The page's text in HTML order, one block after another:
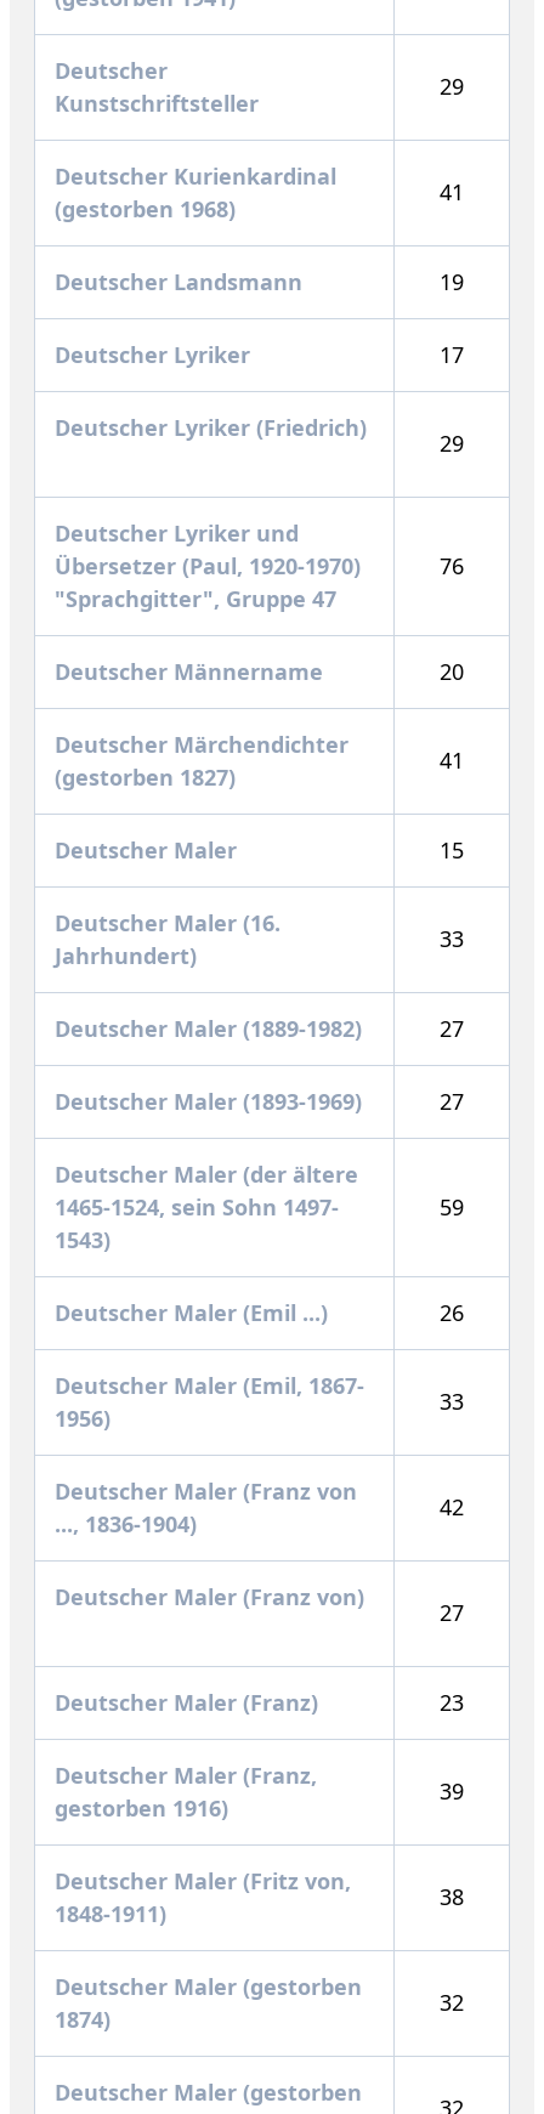
Deutscher
Kunstschriftsteller
29
Deutscher Kurienkardinal
(gestorben 1968)
41
Deutscher Landsmann 19
Deutscher Lyriker 17
Deutscher Lyriker (Friedrich)
29
Deutscher Lyriker und
Übersetzer (Paul, 1920-1970)
"Sprachgitter", Gruppe 47
76
Deutscher Männername 20
Deutscher Märchendichter
(gestorben 1827)
41
Deutscher Maler 15
Deutscher Maler (16.
Jahrhundert)
33
Deutscher Maler (1889-1982) 27
Deutscher Maler (1893-1969) 27
Deutscher Maler (der ältere
1465-1524, sein Sohn 1497-
1543)
59
Deutscher Maler (Emil ...) 26
Deutscher Maler (Emil, 1867-
1956)
33
Deutscher Maler (Franz von
..., 1836-1904)
42
Deutscher Maler (Franz von)
27
Deutscher Maler (Franz) 23
Deutscher Maler (Franz,
gestorben 1916)
39
Deutscher Maler (Fritz von,
1848-1911)
38
Deutscher Maler (gestorben
1874)
32
Deutscher Maler (gestorben
32